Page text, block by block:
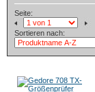
Seite:
Sortieren nach: